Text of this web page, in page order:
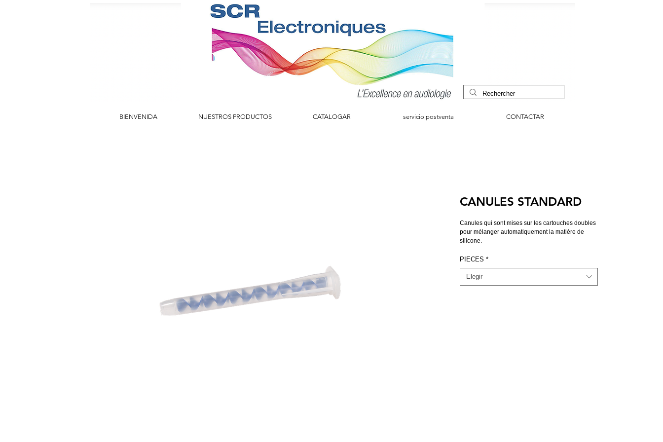
BIENVENIDA NUESTROS PRODUCTOS CATALOGAR servicio postventa CONTACTAR
CANULES STANDARD
Canules qui sont mises sur les cartouches doubles
pour mélanger automatiquement la matière de
silicone.
Diamètre total : 6,75 mm
PIECES *
Elegir